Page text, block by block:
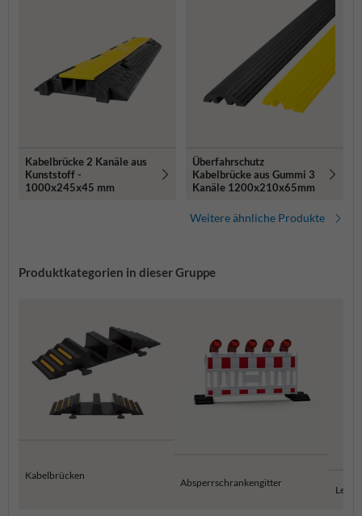
Kabelbrücke 2 Kanäle aus
Kunststoff -
1000x245x45 mm
Überfahrschutz
Kabelbrücke aus Gummi 3
Kanäle 1200x210x65mm
Weitere ähnliche Produkte
Produktkategorien in dieser Gruppe
Kabelbrücken
Absperrschrankengitter